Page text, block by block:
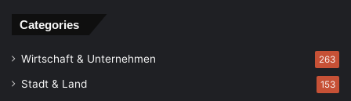
Categories
Wirtschaft & Unternehmen 263
Stadt & Land 153